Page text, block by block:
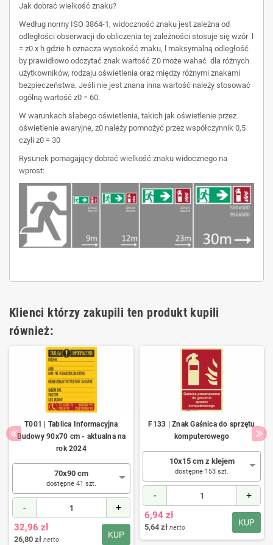
Jak dobrać wielkość znaku?
Według normy ISO 3864-1, widoczność znaku jest zależna od
odległości obserwacji do obliczenia tej zależności stosuje się wzór l
= z0 x h gdzie h oznacza wysokość znaku, l maksymalną odległość
by prawidłowo odczytać znak wartość Z0 może wahać dla różnych
użytkowników, rodzaju oświetlenia oraz między różnymi znakami
bezpieczeństwa. Jeśli nie jest znana inna wartość należy stosować
ogólną wartość z0 = 60.
W warunkach słabego oświetlenia, takich jak oświetlenie przez
oświetlenie awaryjne, z0 należy pomnożyć przez współczynnik 0,5
czyli z0 = 30
Rysunek pomagający dobrać wielkość znaku widocznego na
wprost:
Klienci którzy zakupili ten produkt kupili
również:
T001 | Tablica Informacyjna
Budowy 90x70 cm - aktualna na
rok 2024
70x90 cm
dostępne 41 szt.
- +
KUP
32,96 zł
26,80 zł netto
F133 | Znak Gaśnica do sprzętu
komputerowego
10x15 cm z klejem
dostępne 153 szt.
- +
KUP
6,94 zł
5,64 zł netto